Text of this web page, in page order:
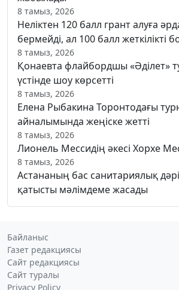
8 тамыз, 2026
Неліктен 120 балл грант алуға
бермейді, ал 100 балл жеткілікті
8 тамыз, 2026
Қонаевта флайбордшы «Әділет»
үстінде шоу көрсетті
8 тамыз, 2026
Елена Рыбакина Торонтодағы
айналымында жеңіске жетті
8 тамыз, 2026
Лионель Мессидің әкесі Хорхе
8 тамыз, 2026
Астананың бас санитариялық
қатысты мәлімдеме жасады
Байланыс
Газет редакциясы
Сайт редакциясы
Сайт туралы
Privacy Policy